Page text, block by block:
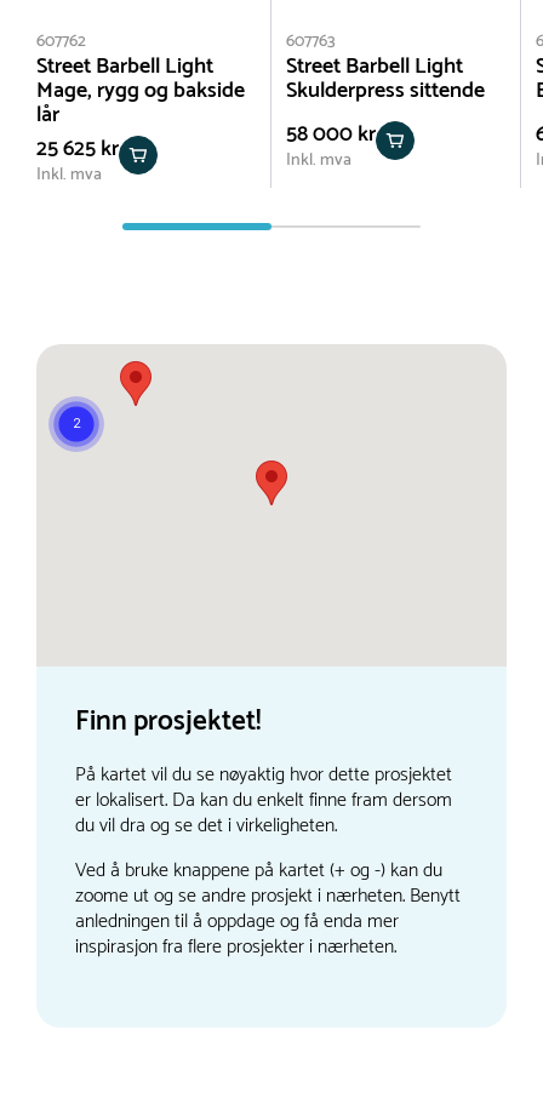
607762
Street Barbell Light
Mage, rygg og bakside
lår
25 625 kr
Inkl. mva
607763
Street Barbell Light
Skulderpress sittende
58 000 kr
Inkl. mva
Finn prosjektet!
På kartet vil du se nøyaktig hvor dette prosjektet
er lokalisert. Da kan du enkelt finne fram dersom
du vil dra og se det i virkeligheten.
Ved å bruke knappene på kartet (+ og -) kan du
zoome ut og se andre prosjekt i nærheten. Benytt
anledningen til å oppdage og få enda mer
inspirasjon fra flere prosjekter i nærheten.